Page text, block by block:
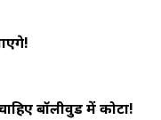
बॉलीवुड में कोटा!